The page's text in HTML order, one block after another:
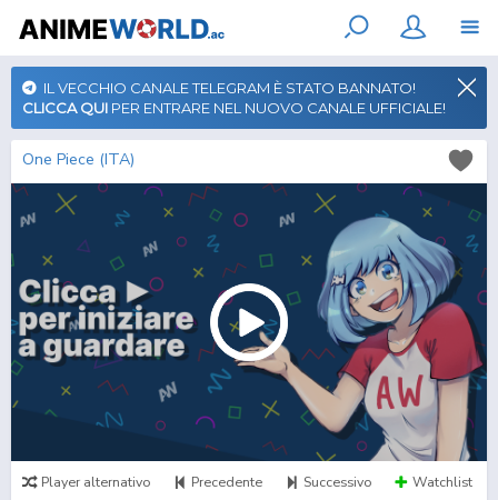
IL VECCHIO CANALE TELEGRAM È STATO BANNATO!
CLICCA QUI PER ENTRARE NEL NUOVO CANALE UFFICIALE!
One Piece (ITA)
Player alternativo Precedente Successivo Watchlist